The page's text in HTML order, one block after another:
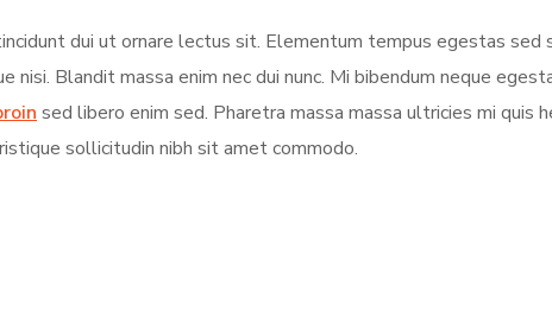
dui ut ornare lectus sit. Elementum tempus egestas
Blandit massa enim nec dui nunc. Mi bibendum neque
sed libero enim sed. Pharetra massa massa ultricies mi quis
sollicitudin nibh sit amet commodo.